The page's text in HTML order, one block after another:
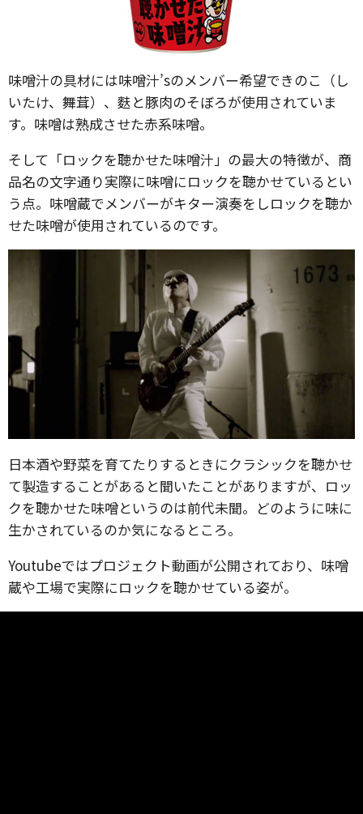
味噌汁の具材には味噌汁’sのメンバー希望できのこ（し
いたけ、舞茸）、麩と豚肉のそぼろが使用されていま
す。味噌は熟成させた赤系味噌。
そして「ロックを聴かせた味噌汁」の最大の特徴が、商
品名の文字通り実際に味噌にロックを聴かせているとい
う点。味噌蔵でメンバーがキター演奏をしロックを聴か
せた味噌が使用されているのです。
日本酒や野菜を育てたりするときにクラシックを聴かせ
て製造することがあると聞いたことがありますが、ロッ
クを聴かせた味噌というのは前代未聞。どのように味に
生かされているのか気になるところ。
Youtubeではプロジェクト動画が公開されており、味噌
蔵や工場で実際にロックを聴かせている姿が。